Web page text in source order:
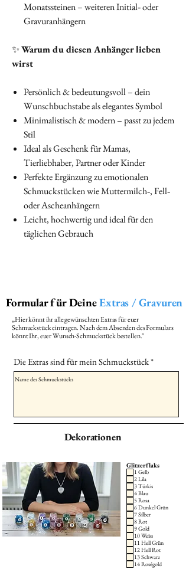
Monatssteinen – weiteren Initial‑ oder
Gravuranhängern
✨Warum du diesen Anhänger lieben
wirst
Persönlich & bedeutungsvoll – dein
Wunschbuchstabe als elegantes Symbol
Minimalistisch & modern – passt zu jedem
Stil
Ideal als Geschenk für Mamas,
Tierliebhaber, Partner oder Kinder
Perfekte Ergänzung zu emotionalen
Schmuckstücken wie Muttermilch‑, Fell‑
oder Ascheanhängern
Leicht, hochwertig und ideal für den
täglichen Gebrauch
Formular für DeineExtras / Gravuren
„Hier könnt ihr alle gewünschten Extras für euer
Schmuckstück eintragen. Nach dem Absenden des Formulars
könnt Ihr, euer Wunsch-Schmuckstück bestellen."
Die Extras sind für mein Schmuckstück
Dekorationen
Glitzerflaks
1 Gelb
2 Lila
3 Türkis
4 Blau
5 Rosa
6 Dunkel Grün
7 Silber
8 Rot
9 Gold
10 Weiss
11 Hell Grün
12 Hell Rot
13 Schwarz
14 Roségold